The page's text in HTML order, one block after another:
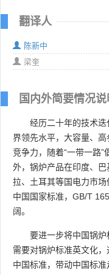
翻译人
陈新中
梁奎
国内外简要情况说
经历二十年的技术
界领先水平，大容量、
竞争力，随着“一带一路
外，锅炉产品在印度、
拉、土耳其等国电力市
中国国家标准，GB/T
阔。
要进一步将中国锅炉
需要对锅炉标准英文化
中国标准，带动中国标准